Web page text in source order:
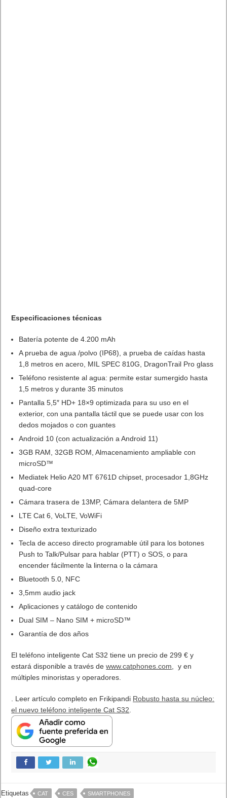
Especificaciones técnicas
Batería potente de 4.200 mAh
A prueba de agua /polvo (IP68), a prueba de caídas hasta
1,8 metros en acero, MIL SPEC 810G, DragonTrail Pro glass
Teléfono resistente al agua: permite estar sumergido hasta
1,5 metros y durante 35 minutos
Pantalla 5,5″ HD+ 18×9 optimizada para su uso en el
exterior, con una pantalla táctil que se puede usar con los
dedos mojados o con guantes
Android 10 (con actualización a Android 11)
3GB RAM, 32GB ROM, Almacenamiento ampliable con
microSD™
Mediatek Helio A20 MT 6761D chipset, procesador 1,8GHz
quad-core
Cámara trasera de 13MP, Cámara delantera de 5MP
LTE Cat 6, VoLTE, VoWiFi
Diseño extra texturizado
Tecla de acceso directo programable útil para los botones
Push to Talk/Pulsar para hablar (PTT) o SOS, o para
encender fácilmente la linterna o la cámara
Bluetooth 5.0, NFC
3,5mm audio jack
Aplicaciones y catálogo de contenido
Dual SIM – Nano SIM + microSD™
Garantía de dos años
El teléfono inteligente Cat S32 tiene un precio de 299 € y
estará disponible a través dewww.catphones.com , y en
múltiples minoristas y operadores.
. Leer artículo completo en Frikipandi Robusto hasta su núcleo:
el nuevo teléfono inteligente Cat S32
Etiquetas CAT CES SMARTPHONES